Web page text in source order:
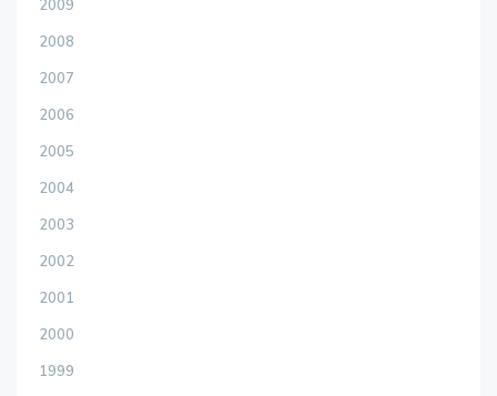
2009
2008
2007
2006
2005
2004
2003
2002
2001
2000
1999